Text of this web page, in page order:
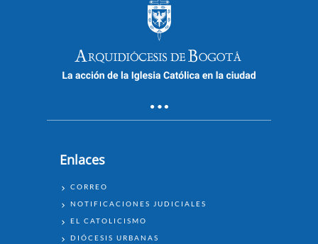
Enlaces
ENLACES
CORREO
NOTIFICACIONES JUDICIALES
EL CATOLICISMO
DIÓCESIS URBANAS